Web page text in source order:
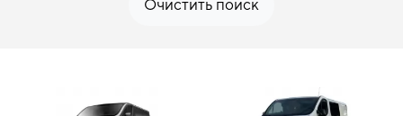
Очистить поиск